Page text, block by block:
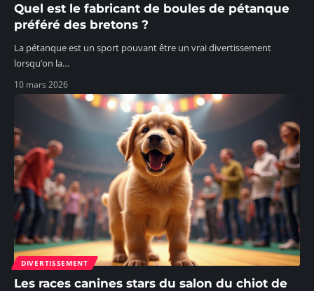
Quel est le fabricant de boules de pétanque
préféré des bretons ?
La pétanque est un sport pouvant être un vrai divertissement
lorsqu’on la…
10 mars 2026
DIVERTISSEMENT
Les races canines stars du salon du chiot de